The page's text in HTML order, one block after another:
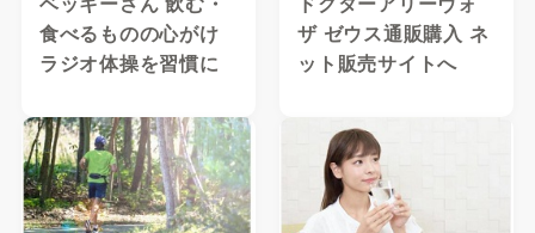
食べるものの心がけ
ラジオ体操を習慣に
ザ ゼウス通販購入 ネ
ット販売サイトへ